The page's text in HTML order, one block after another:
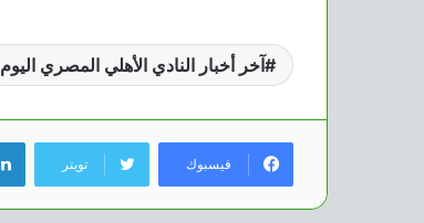
آخر أخبار النادي الأهلي المصري اليوم
فيسبوك تويتر